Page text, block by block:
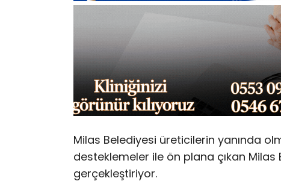
Milas Belediyesi üreticilerin yanında
desteklemeler ile ön plana çıkan
gerçekleştiriyor.